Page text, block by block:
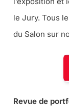
le Jury. Tous
du Salon sur
Revue de